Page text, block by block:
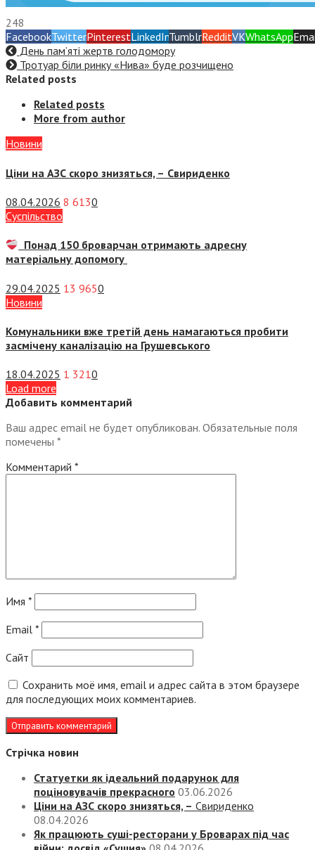
248
FacebookTwitterPinterestLinkedInTumblrRedditVKWhatsApp
День пам’яті жертв голодомору
Тротуар біли ринку «Нива» буде розчищено
Related posts
Related posts
More from author
Новини
Ціни на АЗС скоро знизяться, – Свириденко
08.04.2026 8 6130
Суспiльство
Понад 150 броварчан отримають адресну
матеріальну допомогу
29.04.2025 13 9650
Новини
Комунальники вже третій день намагаються пробити
засмічену каналізацію на Грушевського
18.04.2025 1 3210
Load more
Добавить комментарий
Ваш адрес email не будет опубликован. Обязательные поля
помечены *
Комментарий *
Имя *
Email *
Сайт
Сохранить моё имя, email и адрес сайта в этом браузере
для последующих моих комментариев.
Стрічка новин
Статуетки як ідеальний подарунок для
поціновувачів прекрасного 03.06.2026
Ціни на АЗС скоро знизяться, – Свириденко
08.04.2026
Як працюють суші-ресторани у Броварах під час